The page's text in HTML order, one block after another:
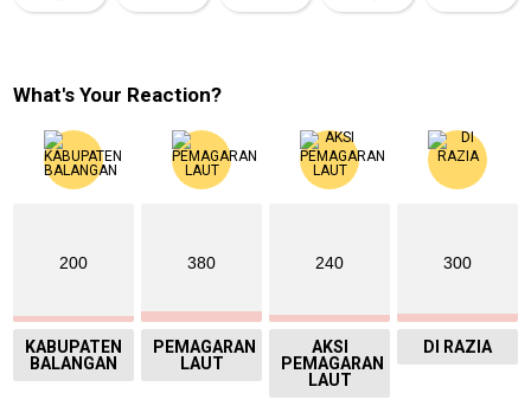
What's Your Reaction?
200
KABUPATEN
BALANGAN
380
PEMAGARAN
LAUT
240
AKSI
PEMAGARAN
LAUT
300
DI RAZIA